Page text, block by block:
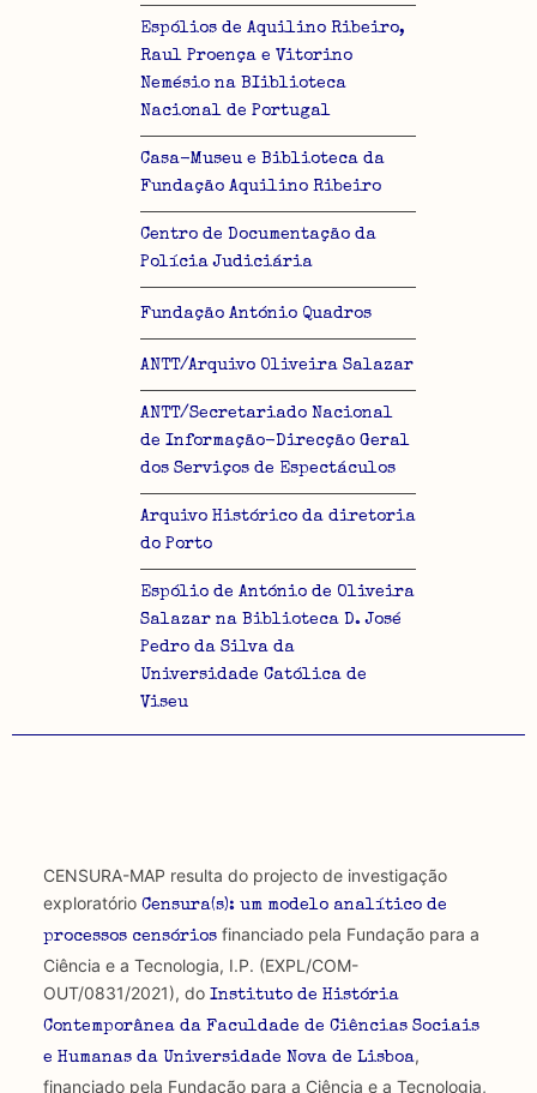
Espólios de Aquilino Ribeiro,
Raul Proença e Vitorino
Nemésio na BIiblioteca
Nacional de Portugal
Casa-Museu e Biblioteca da
Fundação Aquilino Ribeiro
Centro de Documentação da
Polícia Judiciária
Fundação António Quadros
ANTT/Arquivo Oliveira Salazar
ANTT/Secretariado Nacional
de Informação-Direcção Geral
dos Serviços de Espectáculos
Arquivo Histórico da diretoria
do Porto
Espólio de António de Oliveira
Salazar na Biblioteca D. José
Pedro da Silva da
Universidade Católica de
Viseu
CENSURA-MAP resulta do projecto de investigação
exploratório Censura(s): um modelo analítico de
processos censóriosfinanciado pela Fundação para a
Ciência e a Tecnologia, I.P. (EXPL/COM-
OUT/0831/2021), do Instituto de História
Contemporânea da Faculdade de Ciências Sociais
e Humanas da Universidade Nova de Lisboa,
financiado pela Fundação para a Ciência e a Tecnologia,